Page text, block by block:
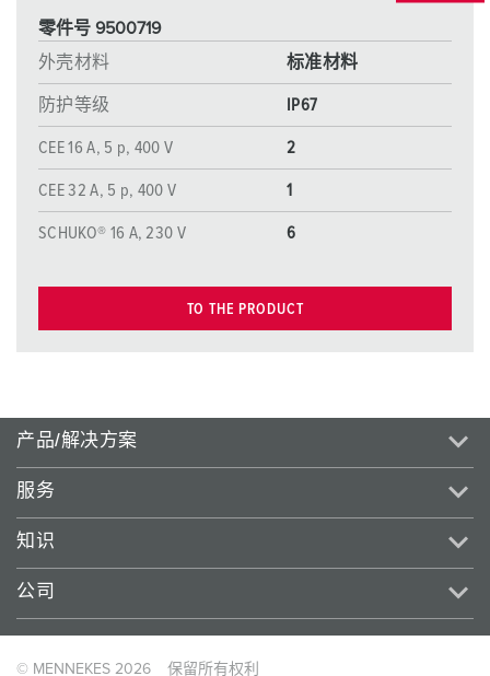
零件号 9500719
外壳材料
标准材料
防护等级 IP67
CEE 16 A, 5 p, 400 V 2
CEE 32 A, 5 p, 400 V 1
SCHUKO® 16 A, 230 V 6
TO THE PRODUCT
产品/解决方案
服务
知识
公司
© MENNEKES 2026 保留所有权利